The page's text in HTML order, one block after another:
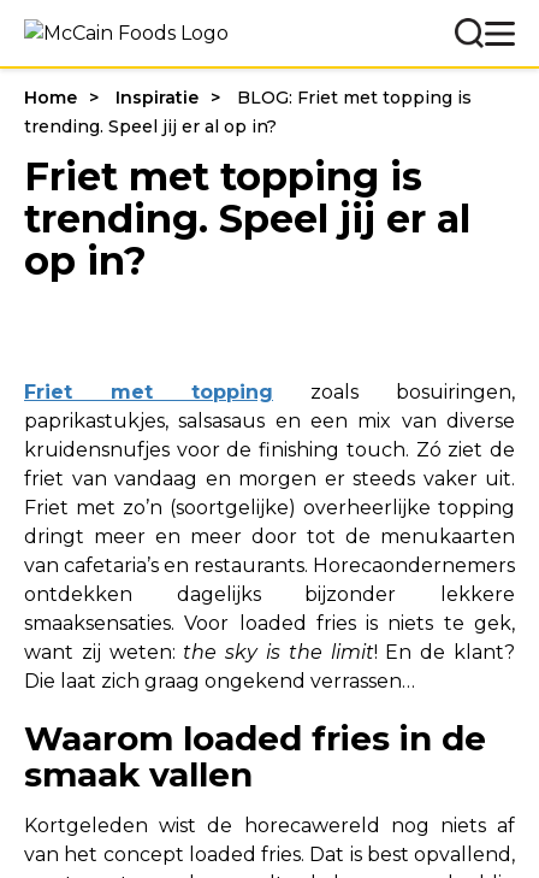
Home Inspiratie
BLOG: Friet met topping is
trending. Speel jij er al op in?
Friet met topping is
trending. Speel jij er al
op in?
Friet met topping zoals bosuiringen,
paprikastukjes, salsasaus en een mix van diverse
kruidensnufjes voor de finishing touch. Zó ziet de
friet van vandaag en morgen er steeds vaker uit.
Friet met zo’n (soortgelijke) overheerlijke topping
dringt meer en meer door tot de menukaarten
van cafetaria’s en restaurants. Horecaondernemers
ontdekken dagelijks bijzonder lekkere
smaaksensaties. Voor loaded fries is niets te gek,
want zij weten: the sky is the limit! En de klant?
Die laat zich graag ongekend verrassen…
Waarom loaded fries in de
smaak vallen
Kortgeleden wist de horecawereld nog niets af
van het concept loaded fries. Dat is best opvallend,